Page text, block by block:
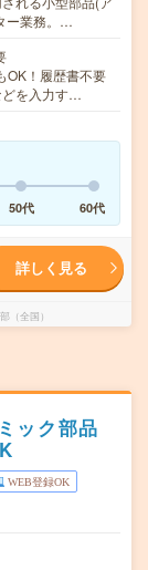
ー業務。…
OK！履歴書不要
を入力す…
50代 60代
詳しく見る
（全国）
ック部品
WEB登録OK